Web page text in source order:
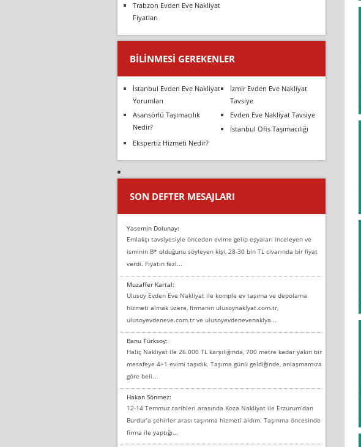
Trabzon Evden Eve Nakliyat
Fiyatları
BILINMESI GEREKENLER
İstanbul Evden Eve Nakliyat
Yorumları
İzmir Evden Eve Nakliyat
Tavsiye
Asansörlü Taşımacılık
Nedir?
Evden Eve Nakliyat Tavsiye
İstanbul Ofis Taşımacılığı
Ekspertiz Hizmeti Nedir?
SON DEFTER MESAJLARI
Yasemin Dolunay:
Emlakçı tavsiyesiyle önceden evime gelip eşyaları inceleyen ve
isminin B* olduğunu söyleyen kişi, 28-30 bin TL civarında bir fiyat
verdi. Fiyatın fazl...
Muzaffer Kartal:
Ulusoy Evden Eve Nakliyat ile komple ev taşıma ve depolama
hizmeti almak üzere, firmanın ulusoynaklyat.com.tr,
ulusoyevdeneve.com.tr ve ulusoyevdenevenaklya...
Banu Türksoy:
Haliç Nakliyat ile 26.000 TL karşılığında, 700 metre kadar yakın bir
mesafeye 4+1 evimi taşıdık. Taşıma günü geldiğinde, anlaşmamıza
göre beli...
Hakan Sönmez:
12-14 Temmuz tarihleri arasında Koza Nakliyat ile Erzurum’dan
Burdur’a şehirler arası taşınma hizmeti aldım. Taşınma öncesinde
firma ile yaptığı...